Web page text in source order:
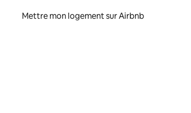
Mettre mon logement sur Airbnb